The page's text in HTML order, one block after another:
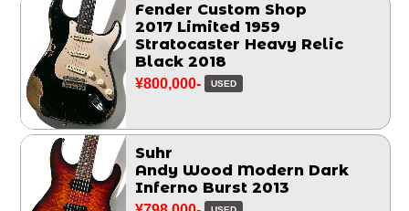
Fender Custom Shop
2017 Limited 1959
Stratocaster Heavy Relic
Black 2018
¥800,000- USED
Suhr
Andy Wood Modern Dark
Inferno Burst 2013